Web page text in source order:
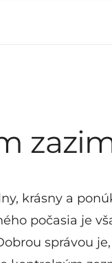
krásny a
počasia je
správou